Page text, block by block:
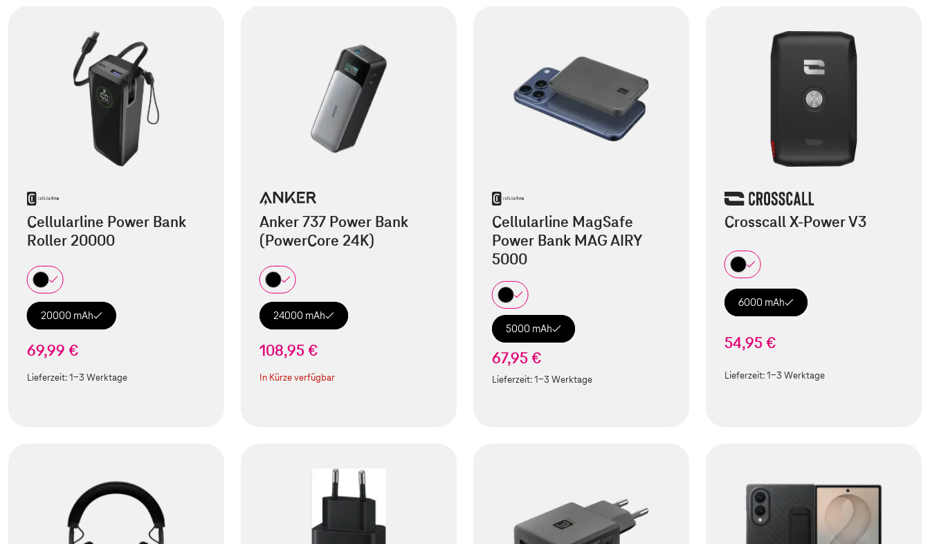
Cellularline Power Bank
Roller 20000
20000 mAh
69,99 €
Lieferzeit:1-3 Werktage
Anker 737 Power Bank
(PowerCore 24K)
24000 mAh
108,95 €
In Kürze verfügbar
Cellularline MagSafe
Power Bank MAG AIRY
5000
5000 mAh
67,95 €
Lieferzeit:1-3 Werktage
Crosscall X-Power V3
6000 mAh
54,95 €
Lieferzeit:1-3 Werktage